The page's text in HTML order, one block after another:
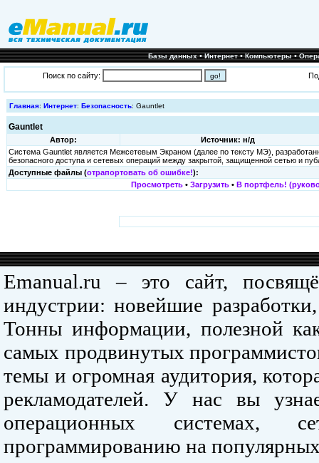
Базы данных•Интернет•Компьютеры•
Поиск по сайту:
Главная: Интернет: Безопасность: Gauntlet
Gauntlet
Автор:
Источник: н/д
Система Gauntlet является Межсетевым Экраном (далее по тексту МЭ),
безопасного доступа и сетевых операций между закрытой, защищенной сетью и
Доступные файлы (отрапортовать об ошибке!):
Просмотреть • Загрузить • В портфель!
Emanual.ru – это сайт,
индустрии: новейшие
Тонны информации, полезной
самых продвинутых
темы и огромная аудитория,
рекламодателей. У нас вы
операционных системах,
программированию на